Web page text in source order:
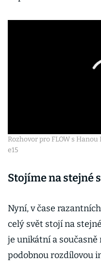
Rozhovor pro FLOW s
e15
Stojíme na stejné
Nyní, v čase
celý svět stojí na
je unikátní a
podobnou rozdílovou